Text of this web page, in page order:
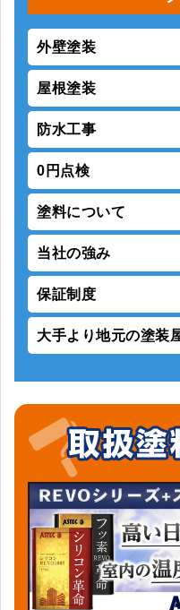
外壁塗装
屋根塗装
防水工事
0円点検
塗料について
当社の強み
保証制度
大手より地元の塗装